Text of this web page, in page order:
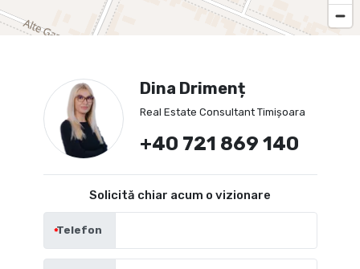
Dina Drimenț
Real Estate Consultant Timișoara
+40 721 869 140
Solicită chiar acum o vizionare
Telefon